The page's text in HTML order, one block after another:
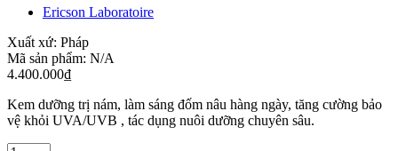
Ericson Laboratoire
Xuất xứ: Pháp
Mã sản phẩm: N/A
4.400.000₫
Kem dưỡng trị nám, làm sáng đốm nâu hàng ngày, tăng cường bảo
vệ khỏi UVA/UVB , tác dụng nuôi dưỡng chuyên sâu.